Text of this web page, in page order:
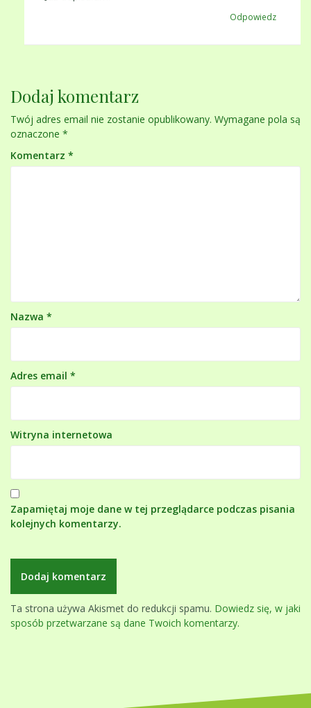
Odpowiedz
Dodaj komentarz
Twój adres email nie zostanie opublikowany. Wymagane pola są
oznaczone *
Komentarz *
Nazwa *
Adres email *
Witryna internetowa
Zapamiętaj moje dane w tej przeglądarce podczas pisania
kolejnych komentarzy.
Ta strona używa Akismet do redukcji spamu. Dowiedz się, w jaki
sposób przetwarzane są dane Twoich komentarzy.